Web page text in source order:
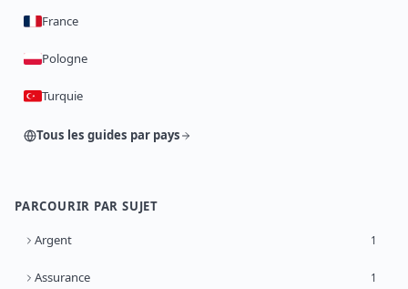
France
Pologne
Turquie
Tous les guides par pays
PARCOURIR PAR SUJET
Argent 1
Assurance 1